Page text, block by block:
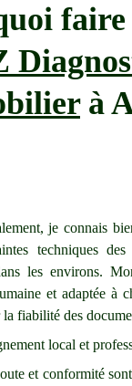
faire
à
je connais
techniques
les environs.
et adaptée à
la fiabilité des
local et
et conformité